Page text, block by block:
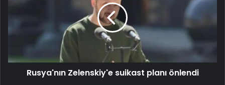
Rusya'nın Zelenskiy'e suikast planı önlendi